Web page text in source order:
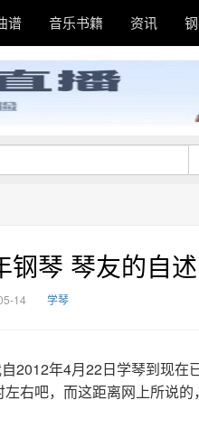
谱 音乐书籍 资讯
钢琴 琴友的自
14 学琴
2012年4月22日学琴到现在
右吧，而这距离网上所说